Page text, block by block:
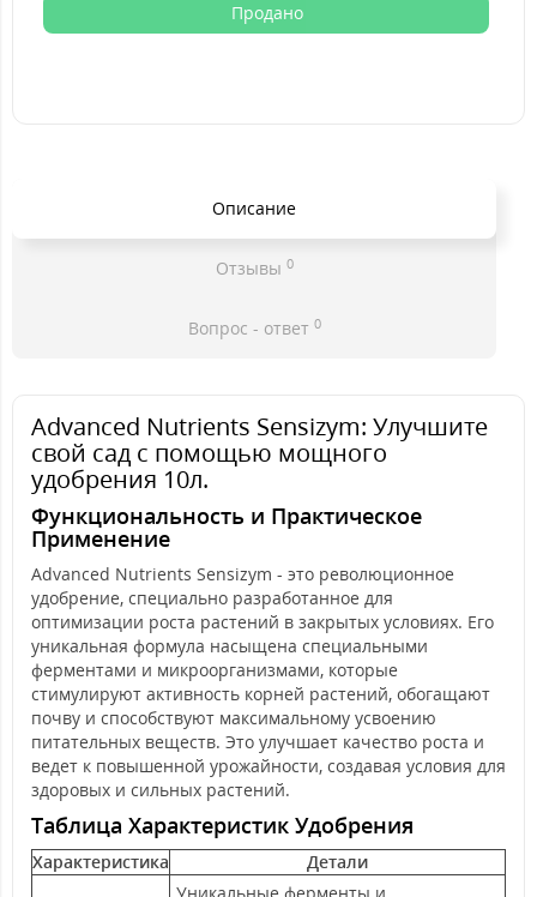
Продано
Описание
Отзывы 0
Вопрос - ответ 0
Advanced Nutrients Sensizym: Улучшите
свой сад с помощью мощного
удобрения 10л.
Функциональность и Практическое
Применение
Advanced Nutrients Sensizym - это революционное
удобрение, специально разработанное для
оптимизации роста растений в закрытых условиях. Его
уникальная формула насыщена специальными
ферментами и микроорганизмами, которые
стимулируют активность корней растений, обогащают
почву и способствуют максимальному усвоению
питательных веществ. Это улучшает качество роста и
ведет к повышенной урожайности, создавая условия для
здоровых и сильных растений.
Таблица Характеристик Удобрения
Характеристика
Детали